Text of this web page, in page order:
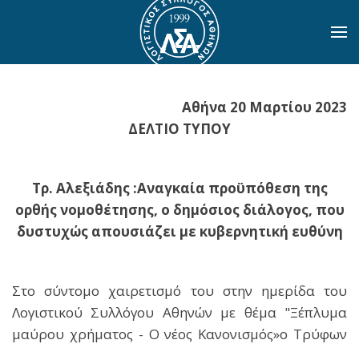
Skip to main content
Αθήνα 20 Μαρτίου 2023
ΔΕΛΤΙΟ ΤΥΠΟΥ
Τρ. Αλεξιάδης :Αναγκαία προϋπόθεση της
ορθής νομοθέτησης, ο δημόσιος διάλογος, που
δυστυχώς απουσιάζει με κυβερνητική ευθύνη
Στο σύντομο χαιρετισμό του στην ημερίδα του
Λογιστικού Συλλόγου Αθηνών με θέμα "Ξέπλυμα
μαύρου χρήματος - Ο νέος Κανονισμός»ο Τρύφων